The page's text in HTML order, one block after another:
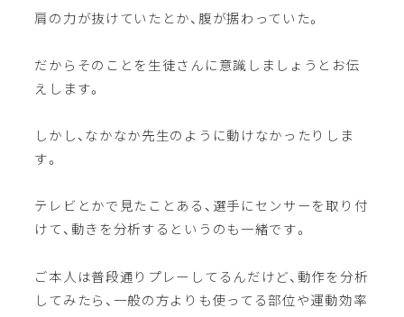
肩の力が抜けていたとか、腹が据わっていた。
だからそのことを生徒さんに意識しましょうとお伝
えします。
しかし、なかなか先生のように動けなかったりしま
す。
テレビとかで見たことある、選手にセンサーを取り付
けて、動きを分析するというのも一緒です。
ご本人は普段通りプレーしてるんだけど、動作を分析
してみたら、一般の方よりも使ってる部位や運動効率